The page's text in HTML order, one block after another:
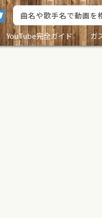
YouTube完全ガイド ガ